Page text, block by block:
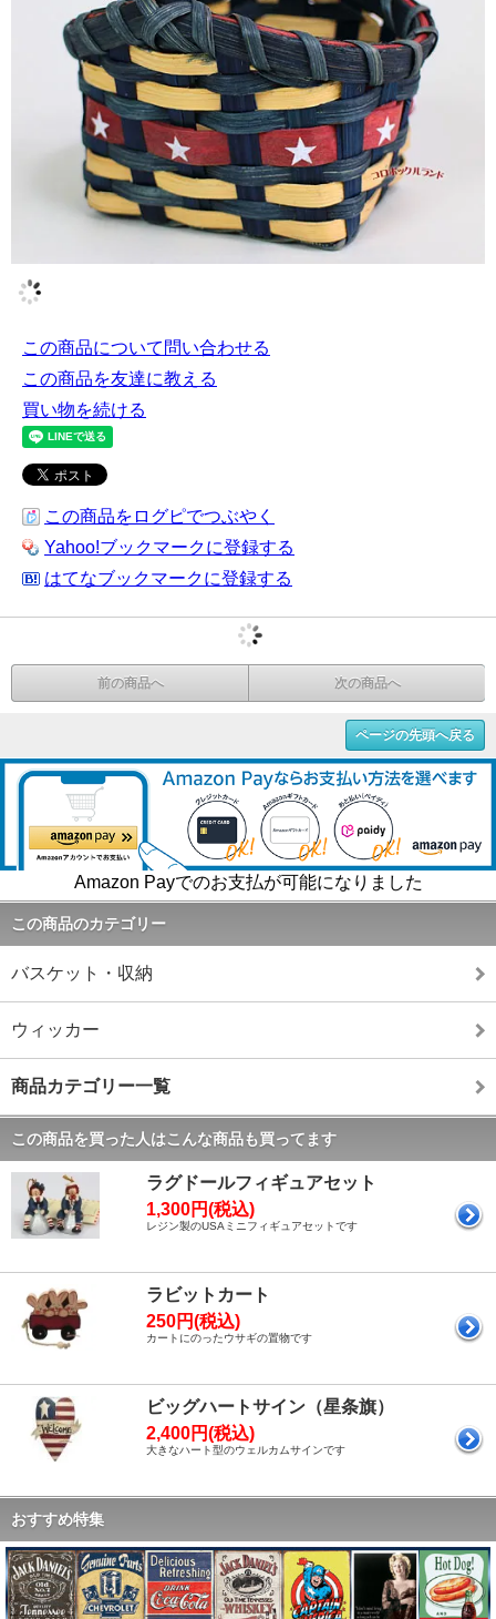
この商品について問い合わせる
この商品を友達に教える
買い物を続ける
この商品をログピでつぶやく
Yahoo!ブックマークに登録する
はてなブックマークに登録する
前の商品へ 次の商品へ
ページの先頭へ戻る
Amazon Payでのお支払が可能になりました
この商品のカテゴリー
バスケット・収納
ウィッカー
商品カテゴリー一覧
この商品を買った人はこんな商品も買ってます
ラグドールフィギュアセット
1,300円(税込)
レジン製のUSAミニフィギュアセットです
ラビットカート
250円(税込)
カートにのったウサギの置物です
ビッグハートサイン（星条旗）
2,400円(税込)
大きなハート型のウェルカムサインです
おすすめ特集